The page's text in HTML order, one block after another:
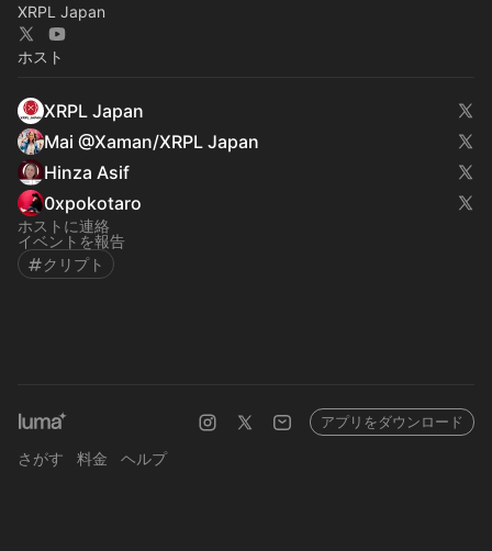
XRPL Japan
ホスト
XRPL Japan
Mai @Xaman/XRPL Japan
Hinza Asif
0xpokotaro
ホストに連絡
イベントを報告
クリプト
さがす 料金 ヘルプ
アプリをダウンロード